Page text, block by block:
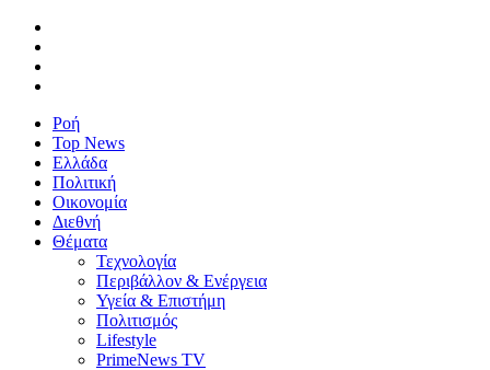
Ροή
Top News
Ελλάδα
Πολιτική
Οικονομία
Διεθνή
Θέματα
Τεχνολογία
Περιβάλλον & Ενέργεια
Υγεία & Επιστήμη
Πολιτισμός
Lifestyle
PrimeNews TV